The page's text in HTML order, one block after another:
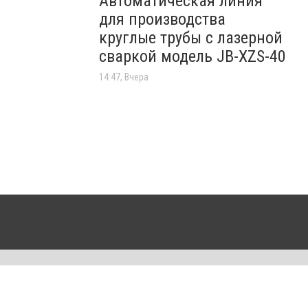
для производства
круглые трубы с лазерной
сваркой модель JB-XZS-40
14:47, Вчера